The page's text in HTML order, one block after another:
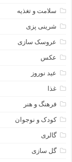
سلامت و تغذیه
شرینی پزی
عروسک سازی
عکس
عید نوروز
غذا
فرهنگ و هنر
کودک و نوجوان
گالری
گل سازی